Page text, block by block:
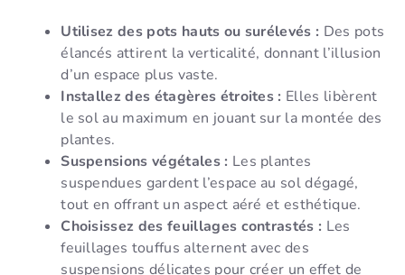
Utilisez des pots hauts ou surélevés : Des pots
élancés attirent la verticalité, donnant l’illusion
d’un espace plus vaste.
Installez des étagères étroites : Elles libèrent
le sol au maximum en jouant sur la montée des
plantes.
Suspensions végétales : Les plantes
suspendues gardent l’espace au sol dégagé,
tout en offrant un aspect aéré et esthétique.
Choisissez des feuillages contrastés : Les
feuillages touffus alternent avec des
suspensions délicates pour créer un effet de